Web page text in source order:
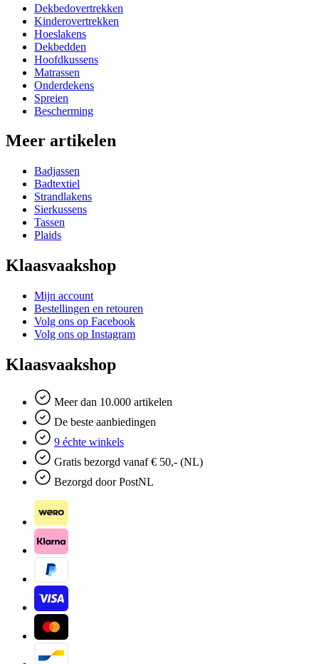
Dekbedovertrekken
Kinderovertrekken
Hoeslakens
Dekbedden
Hoofdkussens
Matrassen
Onderdekens
Spreien
Bescherming
Meer artikelen
Badjassen
Badtextiel
Strandlakens
Sierkussens
Tassen
Plaids
Klaasvaakshop
Mijn account
Bestellingen en retouren
Volg ons op Facebook
Volg ons op Instagram
Klaasvaakshop
Meer dan 10.000 artikelen
De beste aanbiedingen
9 échte winkels
Gratis bezorgd vanaf € 50,- (NL)
Bezorgd door PostNL